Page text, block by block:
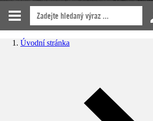
Úvodní stránka